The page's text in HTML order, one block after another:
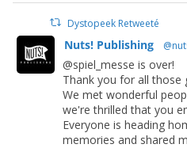
Dystopeek Retweeté
Nuts! Publishing
@spiel_messe is over!
Thank you for all those
We met wonderful
we're thrilled that you
Everyone is heading
memories and shared